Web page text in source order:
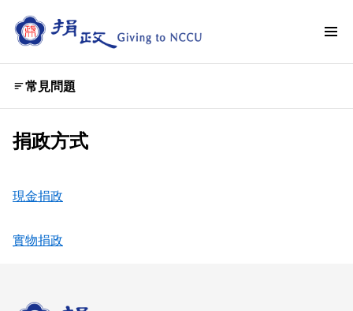
常見問題
捐政方式
現金捐政
實物捐政